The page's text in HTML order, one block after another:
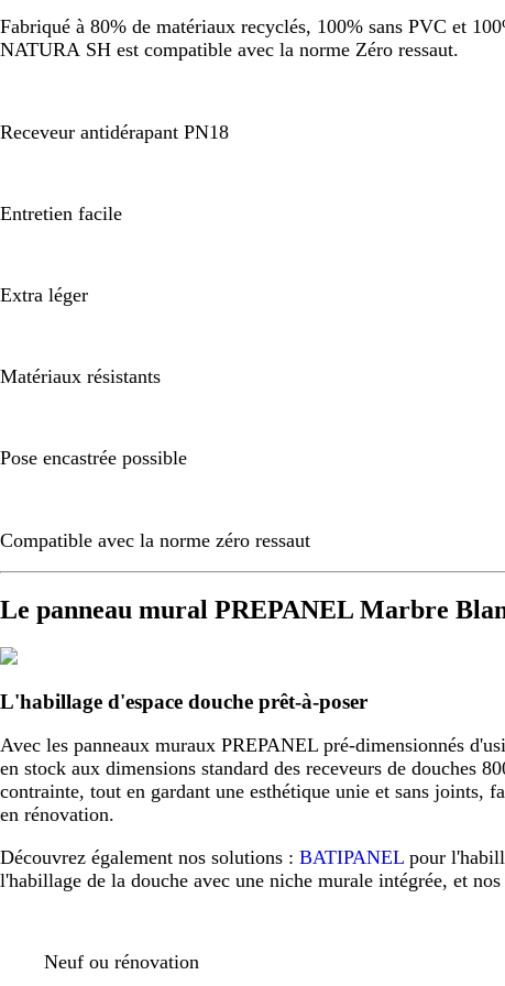
Fabriqué à 80% de matériaux recyclés, 100% sans PVC et
NATURA SH est compatible avec la norme Zéro ressaut.
Receveur antidérapant PN18
Entretien facile
Extra léger
Matériaux résistants
Pose encastrée possible
Compatible avec la norme zéro ressaut
Le panneau mural PREPANEL Marbre
L'habillage d'espace douche prêt-à-poser
Avec les panneaux muraux PREPANEL pré-dimensionnés
en stock aux dimensions standard des receveurs de douches
contrainte, tout en gardant une esthétique unie et sans joints,
en rénovation.
Découvrez également nos solutions : BATIPANEL pour
l'habillage de la douche avec une niche murale intégrée, et nos
Neuf ou rénovation